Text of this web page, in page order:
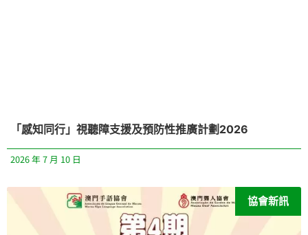
「感知同行」視聽障支援及預防性推廣計劃2026
2026 年 7 月 10 日
協會新訊